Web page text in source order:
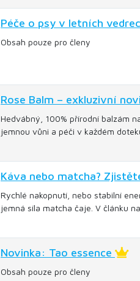
Péče o psy v letních
Obsah pouze pro členy
Rose Balm – exkluzivní
Hedvábný, 100% přírodní balzám
jemnou vůni a péči v každém
Káva nebo matcha?
Rychlé nakopnutí, nebo stabilní
jemná síla matcha čaje. V článku
Novinka: Tao essence
Obsah pouze pro členy